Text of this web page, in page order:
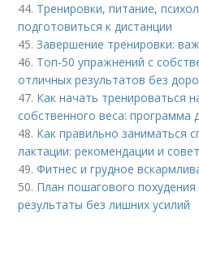
44. Тренировки, питание,
подготовиться к дистанции
45.Завершение тренировки:
46. Топ-50 упражнений с
отличных результатов без
47. Как начать тренироваться
собственного веса: программа
48. Как правильно заниматься
лактации: рекомендации и
49.Фитнес и грудное
50. План пошагового
результаты без лишних усилий